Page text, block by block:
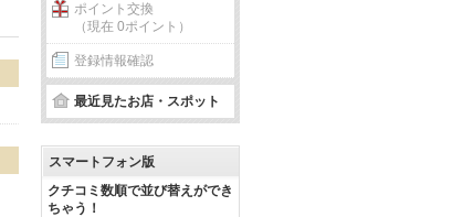
ポイント交換
（現在 0ポイント）
登録情報確認
最近見たお店・スポット
スマートフォン版
クチコミ数順で並び替えができ
ちゃう！